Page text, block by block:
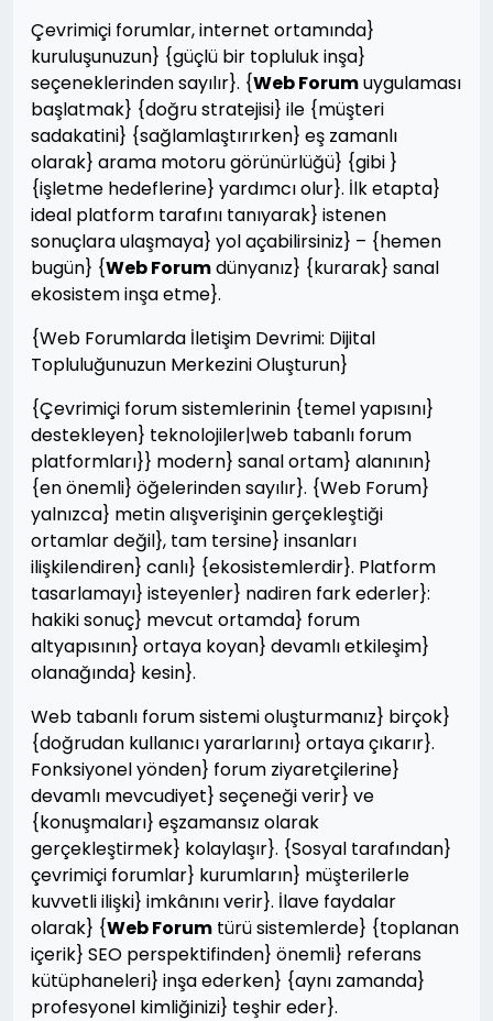
Çevrimiçi forumlar, internet ortamında}
kuruluşunuzun} {güçlü bir topluluk inşa}
seçeneklerinden sayılır}. {Web Forumuygulaması
başlatmak} {doğru stratejisi} ile {müşteri
sadakatini} {sağlamlaştırırken} eş zamanlı
olarak} arama motoru görünürlüğü} {gibi }
{işletme hedeflerine} yardımcı olur}. İlk etapta}
ideal platform tarafını tanıyarak} istenen
sonuçlara ulaşmaya} yol açabilirsiniz} – {hemen
bugün} {Web Forumdünyanız} {kurarak} sanal
ekosistem inşa etme}.
{Web Forumlarda İletişim Devrimi: Dijital
Topluluğunuzun Merkezini Oluşturun}
{Çevrimiçi forum sistemlerinin {temel yapısını}
destekleyen} teknolojiler|web tabanlı forum
platformları}} modern} sanal ortam} alanının}
{en önemli} öğelerinden sayılır}. {Web Forum}
yalnızca} metin alışverişinin gerçekleştiği
ortamlar değil}, tam tersine} insanları
ilişkilendiren} canlı} {ekosistemlerdir}. Platform
tasarlamayı} isteyenler} nadiren fark ederler}:
hakiki sonuç} mevcut ortamda} forum
altyapısının} ortaya koyan} devamlı etkileşim}
olanağında} kesin}.
Web tabanlı forum sistemi oluşturmanız} birçok}
{doğrudan kullanıcı yararlarını} ortaya çıkarır}.
Fonksiyonel yönden} forum ziyaretçilerine}
devamlı mevcudiyet} seçeneği verir} ve
{konuşmaları} eşzamansız olarak
gerçekleştirmek} kolaylaşır}. {Sosyal tarafından}
çevrimiçi forumlar} kurumların} müşterilerle
kuvvetli ilişki} imkânını verir}. İlave faydalar
olarak} {Web Forum türü sistemlerde} {toplanan
içerik} SEO perspektifinden} önemli} referans
kütüphaneleri} inşa ederken} {aynı zamanda}
profesyonel kimliğinizi} teşhir eder}.